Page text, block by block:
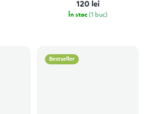
120 lei
În stoc (1 buc)
Bestseller